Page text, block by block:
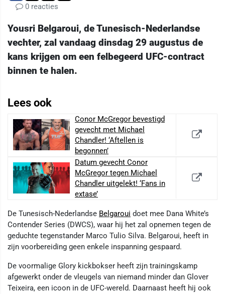
0 reacties
Yousri Belgaroui, de Tunesisch-Nederlandse
vechter, zal vandaag dinsdag 29 augustus de
kans krijgen om een felbegeerd UFC-contract
binnen te halen.
Lees ook
Conor McGregor bevestigd
gevecht met Michael
Chandler! ‘Aftellen is
begonnen’
Datum gevecht Conor
McGregor tegen Michael
Chandler uitgelekt! ‘Fans in
extase’
De Tunesisch-Nederlandse Belgaroui doet mee Dana White’s
Contender Series (DWCS), waar hij het zal opnemen tegen de
geduchte tegenstander Marco Tulio Silva. Belgaroui, heeft in
zijn voorbereiding geen enkele inspanning gespaard.
De voormalige Glory kickbokser heeft zijn trainingskamp
afgewerkt onder de vleugels van niemand minder dan Glover
Teixeira, een icoon in de UFC-wereld. Daarnaast heeft hij ook